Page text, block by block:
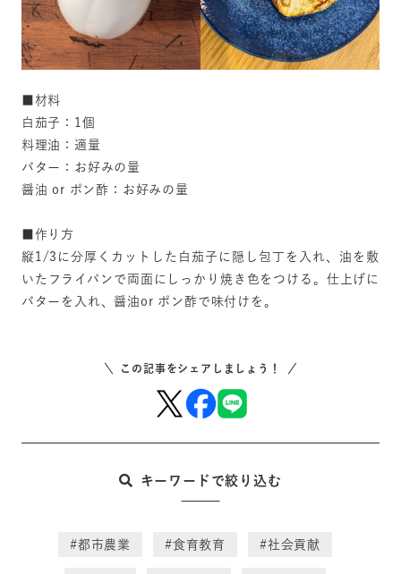
■材料
白茄子：1個
料理油：適量
バター：お好みの量
醤油 or ポン酢：お好みの量
■作り方
縦1/3に分厚くカットした白茄子に隠し包丁を入れ、油を敷
いたフライパンで両面にしっかり焼き色をつける。仕上げに
バターを入れ、醤油or ポン酢で味付けを。
この記事をシェアしましょう！
キーワードで絞り込む
#都市農業 #食育教育 #社会貢献